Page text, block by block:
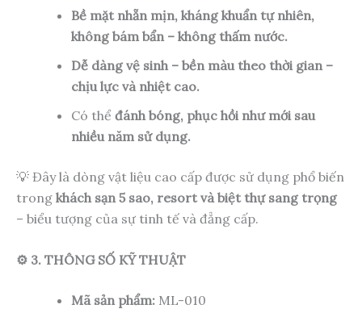
Bề mặt nhẵn mịn, kháng khuẩn tự nhiên,
không bám bẩn – không thấm nước.
Dễ dàng vệ sinh – bền màu theo thời gian –
chịu lực và nhiệt cao.
Có thể đánh bóng, phục hồi như mới sau
nhiều năm sử dụng.
💡 Đây là dòng vật liệu cao cấp được sử dụng phổ biến
trong khách sạn 5 sao, resort và biệt thự sang trọng
– biểu tượng của sự tinh tế và đẳng cấp.
⚙️ 3. THÔNG SỐ KỸ THUẬT
Mã sản phẩm: ML-010